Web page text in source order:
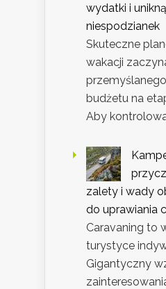
wydatki i
niespodzianek
Skuteczne
wakacji
budżetu na
Aby
zalety i wady
do uprawiania
Caravaning to
turystyce
Gigantyczny